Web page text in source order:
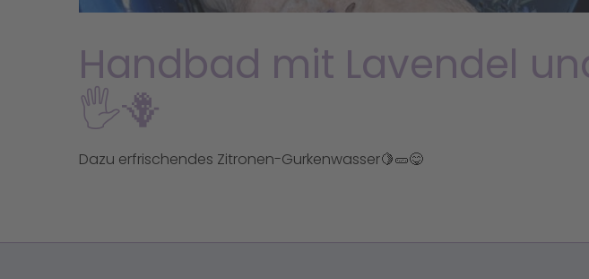
Handbad mit Lavendel
🖐🪻
Dazu erfrischendes Zitronen-Gurkenwasser🍋🥒😋